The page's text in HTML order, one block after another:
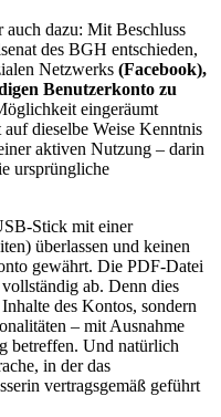
dazu: Mit Beschluss
des BGH entschieden,
Netzwerks (Facebook),
Benutzerkonto zu
eingeräumt
dieselbe Weise Kenntnis
aktiven Nutzung – darin
ursprüngliche
Stick mit einer
überlassen und keinen
gewährt. Die PDF-Datei
ab. Denn dies
des Kontos, sondern
– mit Ausnahme
betreffen. Und natürlich
in der das
vertragsgemäß geführt